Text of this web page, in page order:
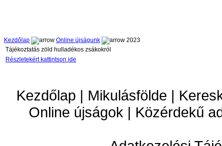
Kezdőlap Online újságunk
2023
Tájékoztatás zöld hulladékos zsákokról
Részletekért kattintson ide
Kezdőlap | Mikulásfölde |
Online újságok | Közérdekű